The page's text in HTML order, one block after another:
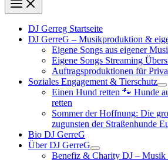
DJ Gerreg Startseite
DJ GerreG – Musikproduktion &
Eigene Songs aus eigener
Eigene Songs Streaming
Auftragsproduktionen für
Soziales Engagement & Tierschutz
Einen Hund retten 🐾 Hunde
retten
Sommer der Hoffnung: Die
zugunsten der Straßenhunde
Bio DJ GerreG
Über DJ GerreG
Benefiz & Charity DJ – Musik